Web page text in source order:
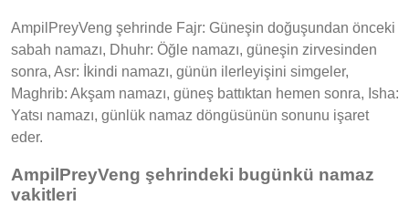
AmpilPreyVeng şehrinde Fajr: Güneşin doğuşundan önceki
sabah namazı, Dhuhr: Öğle namazı, güneşin zirvesinden
sonra, Asr: İkindi namazı, günün ilerleyişini simgeler,
Maghrib: Akşam namazı, güneş battıktan hemen sonra, Isha:
Yatsı namazı, günlük namaz döngüsünün sonunu işaret
eder.
AmpilPreyVeng şehrindeki bugünkü namaz
vakitleri